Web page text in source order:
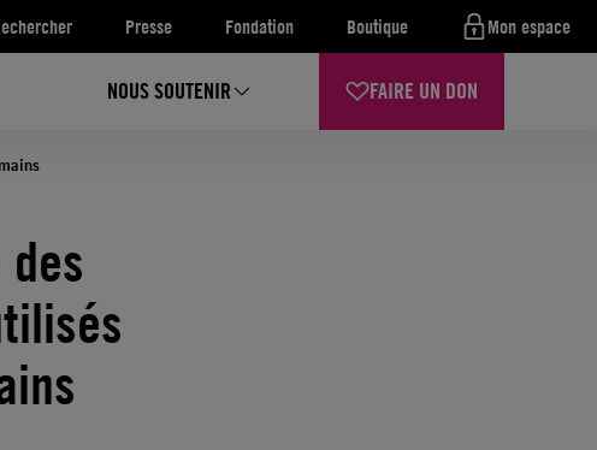
Presse Fondation Boutique Mon espace
NOUS SOUTENIR FAIRE UN DON